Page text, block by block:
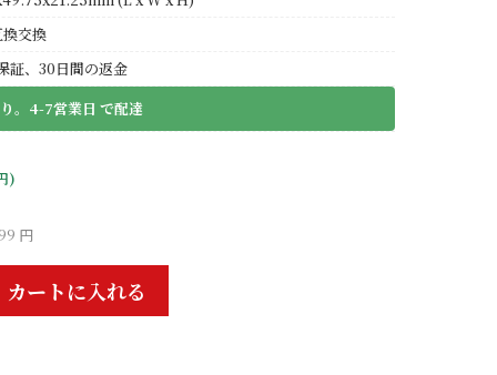
交換
証、30日間の返金
。4-7営業日 で配達
)
円
カートに入れる